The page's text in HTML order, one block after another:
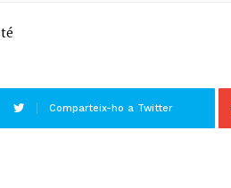
Comparteix-ho a Twitter